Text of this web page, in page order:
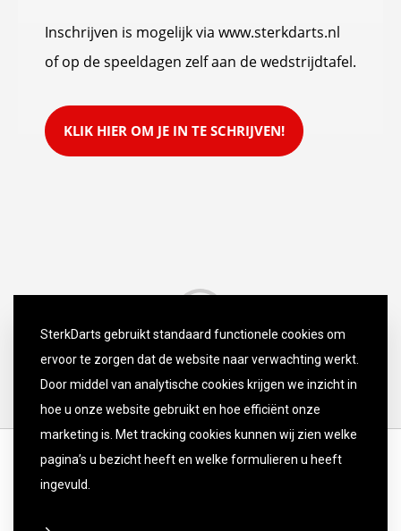
Inschrijven is mogelijk via www.sterkdarts.nl
of op de speeldagen zelf aan de wedstrijdtafel.
KLIK HIER OM JE IN TE SCHRIJVEN!
SterkDarts gebruikt standaard functionele cookies om
ervoor te zorgen dat de website naar verwachting werkt.
Door middel van analytische cookies krijgen we inzicht in
hoe u onze website gebruikt en hoe efficiënt onze
marketing is. Met tracking cookies kunnen wij zien welke
pagina’s u bezicht heeft en welke formulieren u heeft
ingevuld.